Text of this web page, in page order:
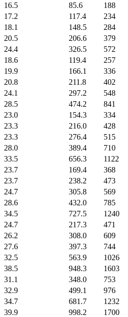
16.5 85.6
188
17.2 117.4
234
18.1 148.5
284
20.5 206.6
379
24.4 326.5
572
18.6 119.4
257
19.9 166.1
336
20.8 211.8
402
24.1 297.2
548
28.5 474.2
841
23.0 154.3
334
23.3 216.0
428
23.3 276.4
515
28.0 389.4
710
33.5 656.3
1122
23.7 169.4
368
23.7 238.2
473
24.7 305.8
569
28.6 432.0
785
34.5 727.5
1240
24.7 217.3
471
26.2 308.0
609
27.6 397.3
744
32.5 563.9
1026
38.5 948.3
1603
31.1 348.0
753
32.9 499.1
976
34.7 681.7
1232
39.9 998.2
1700